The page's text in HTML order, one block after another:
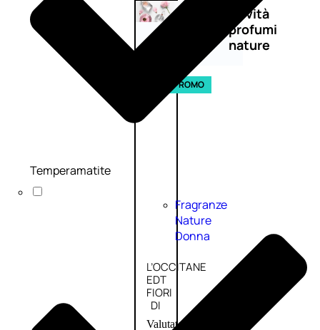
Novità
profumi
nature
PROMO
Fragranze
Nature
Donna
L’OCCITANE
EDT
FIORI
DI
Valutato
Temperamatite